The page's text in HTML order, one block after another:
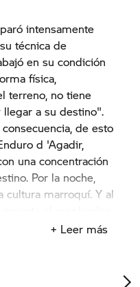
intensamente
técnica de
en su condición
física,
terreno, no tiene
a su destino".
de esto
d 'Agadir,
una concentración
Por la noche,
cultura marroquí. Y al
vez más. "Esto es
+ Leer más